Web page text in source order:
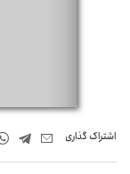
اشتراک‌ گذاری